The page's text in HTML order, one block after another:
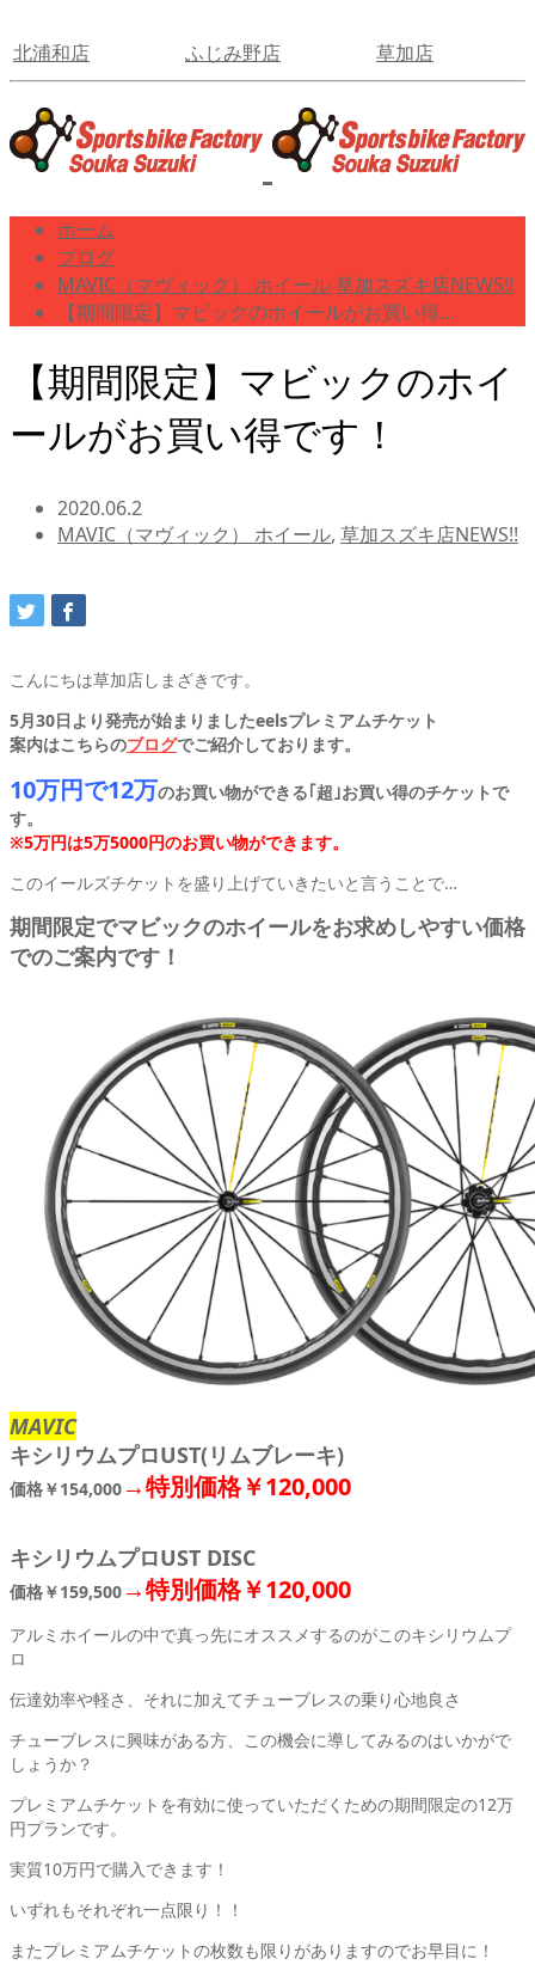
北浦和店 ふじみ野店 草加店
ホーム
ブログ
MAVIC（マヴィック） ホイール草加スズキ店NEWS!!
【期間限定】マビックのホイールがお買い得…
【期間限定】マビックのホイ
ールがお買い得です！
2020.06.2
MAVIC（マヴィック） ホイール, 草加スズキ店NEWS!!
こんにちは草加店しまざきです。
5月30日より発売が始まりましたeelsプレミアムチケット
案内はこちらのブログでご紹介しております。
10万円で12万のお買い物ができる｢超｣お買い得のチケットで
す。
※5万円は5万5000円のお買い物ができます。
このイールズチケットを盛り上げていきたいと言うことで…
期間限定でマビックのホイールをお求めしやすい価格
でのご案内です！
MAVIC
キシリウムプロUST(リムブレーキ)
価格￥154,000 →特別価格￥120,000
キシリウムプロUST DISC
価格￥159,500 →特別価格￥120,000
アルミホイールの中で真っ先にオススメするのがこのキシリウムプ
ロ
伝達効率や軽さ、それに加えてチューブレスの乗り心地良さ
チューブレスに興味がある方、この機会に導してみるのはいかがで
しょうか？
プレミアムチケットを有効に使っていただくための期間限定の12万
円プランです。
実質10万円で購入できます！
いずれもそれぞれ一点限り！！
またプレミアムチケットの枚数も限りがありますのでお早目に！